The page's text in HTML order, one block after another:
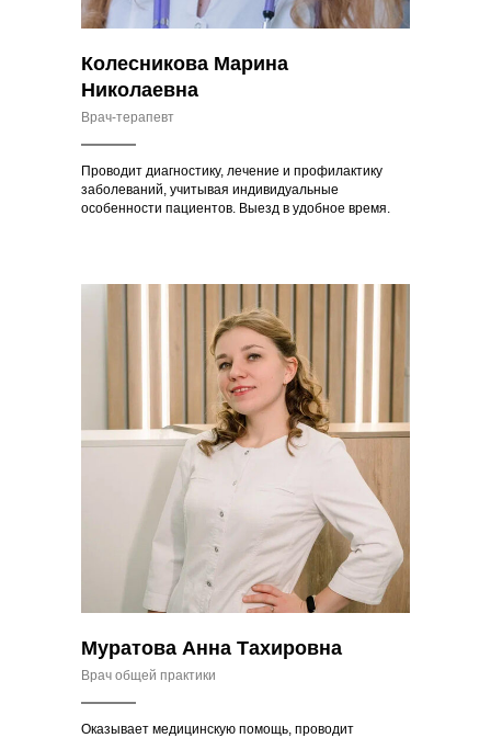
Колесникова Марина
Николаевна
Врач-терапевт
Проводит диагностику, лечение и профилактику
заболеваний, учитывая индивидуальные
особенности пациентов. Выезд в удобное время.
Муратова Анна Тахировна
Врач общей практики
Оказывает медицинскую помощь, проводит